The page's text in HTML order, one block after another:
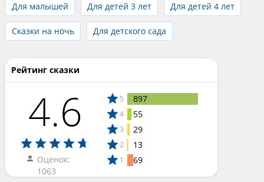
Для малышей Для детей 3 лет Для детей 4 лет
Сказки на ночь Для детского сада
Рейтинг сказки
4.6
Оценок:
1063
5 897
4 55
3 29
2 13
1 69